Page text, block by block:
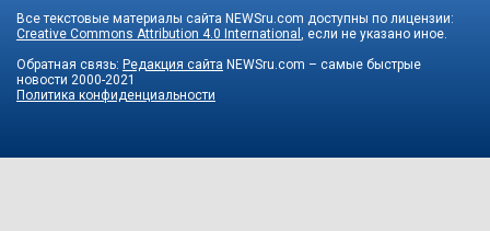
Все текстовые материалы сайта NEWSru.com доступны по лицензии:
Creative Commons Attribution 4.0 International
, если не указано иное.
Обратная связь: Редакция сайта NEWSru.com – самые быстрые
новости 2000-2021
Политика конфиденциальности